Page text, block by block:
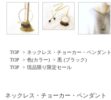
TOP > ネックレス・チョーカー・ペンダント
TOP
> 色(カラー) > 黒 (ブラック)
TOP
> 現品限り限定セール
ネックレス・チョーカー・ペンダント